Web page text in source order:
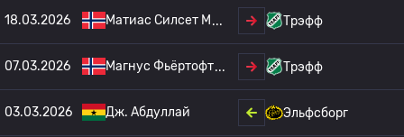
18.03.2026 Матиас Силсет М Трэфф
07.03.2026 Магнус Фьёртофт Трэфф
03.03.2026 Дж. Абдуллай Эльфсборг